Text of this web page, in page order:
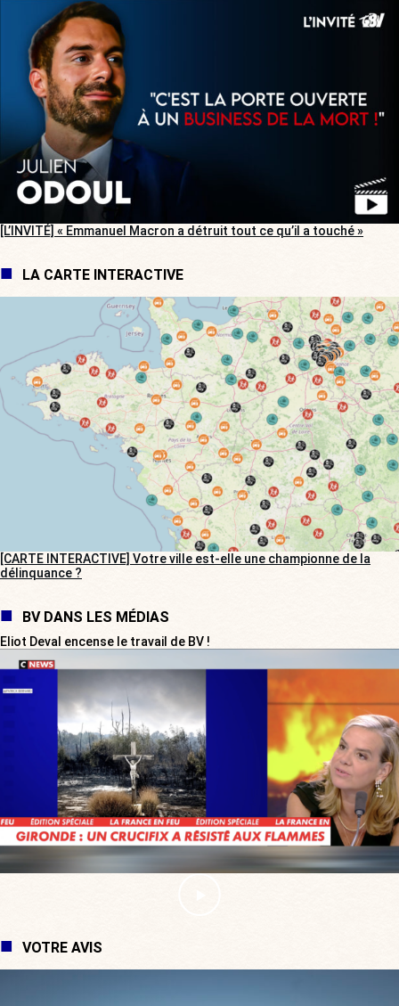
[L’INVITÉ] « Emmanuel Macron a détruit tout ce qu’il a touché »
LA CARTE INTERACTIVE
[CARTE INTERACTIVE] Votre ville est-elle une championne de la
délinquance ?
BV DANS LES MÉDIAS
Eliot Deval encense le travail de BV !
VOTRE AVIS